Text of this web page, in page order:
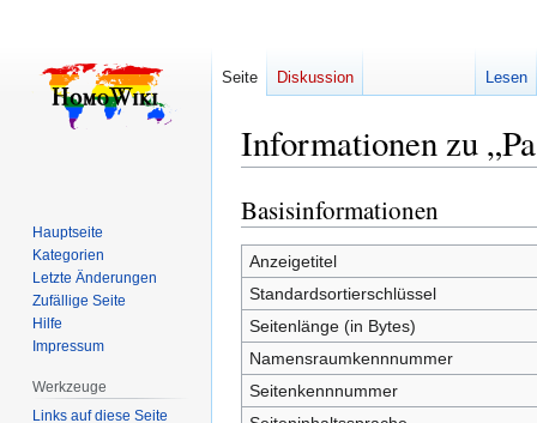
Informationen zu
Zur
Navigation
springen
Zur
Suche
springen
Basisinformationen
Anzeigetitel
Standardsortierschlüssel
Seitenlänge (in Bytes)
Namensraumkennnummer
Seitenkennnummer
Seite Diskussion Lesen
Hauptseite
Kategorien
Letzte Änderungen
Zufällige Seite
Hilfe
Impressum
Werkzeuge
Links auf diese Seite